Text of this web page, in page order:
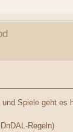
Spiele geht es
Regeln)